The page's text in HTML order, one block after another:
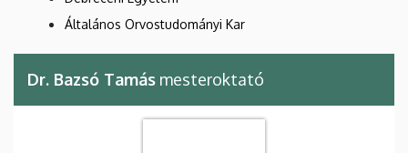
Általános Orvostudományi Kar
Dr. Bazsó Tamás mesteroktató